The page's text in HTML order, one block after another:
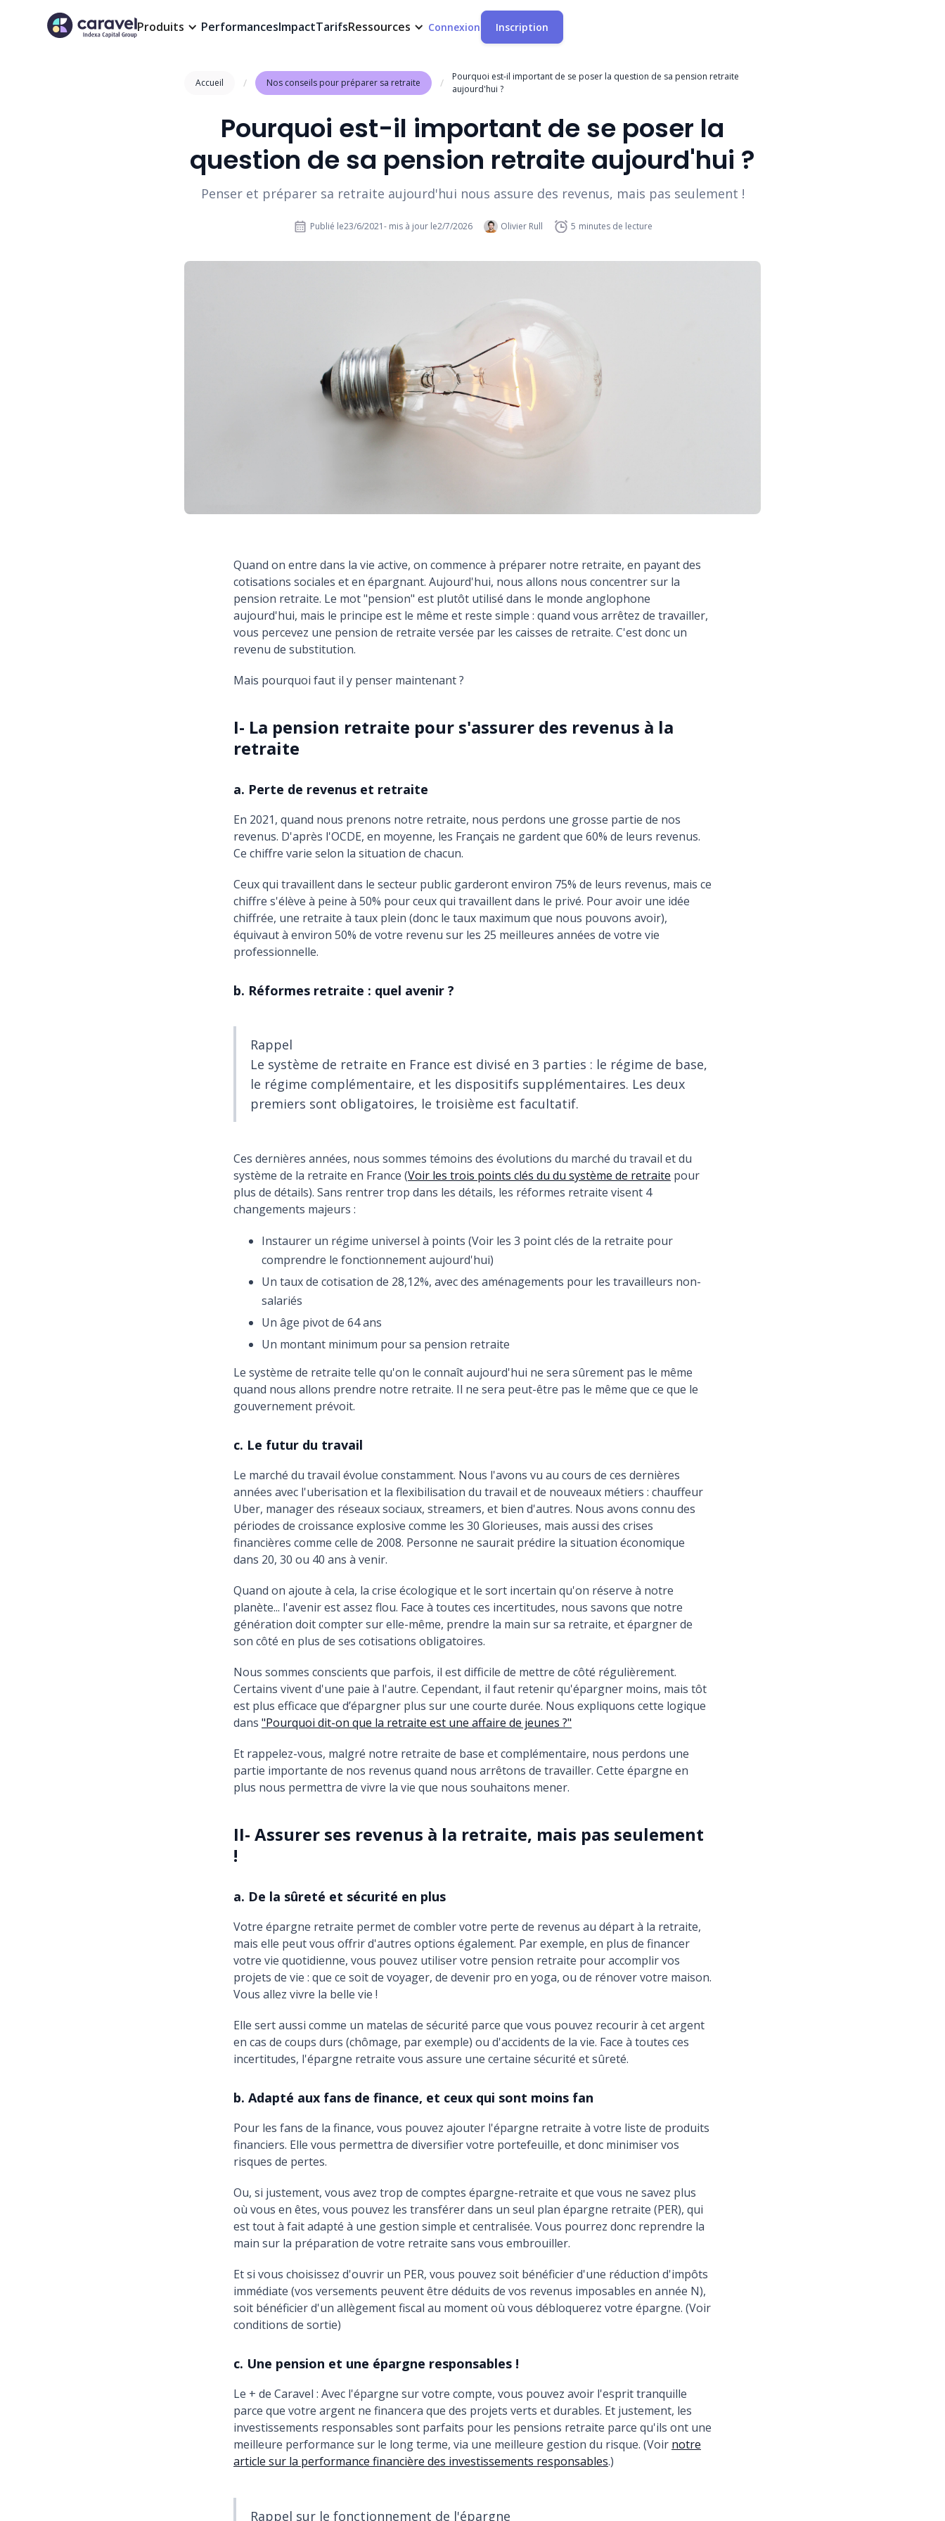
Produits PerformancesImpactTarifsRessources Connexion Inscription
Accueil / Nos conseils pour préparer sa retraite /
Pourquoi est-il important de se poser la question de sa pension retraite
aujourd'hui ?
Pourquoi est-il important de se poser la
question de sa pension retraite aujourd'hui ?
Penser et préparer sa retraite aujourd'hui nous assure des revenus, mais pas seulement !
Publié le23/6/2021- mis à jour le2/7/2026 Olivier Rull 5 minutes de lecture
Quand on entre dans la vie active, on commence à préparer notre retraite, en payant des
cotisations sociales et en épargnant. Aujourd'hui, nous allons nous concentrer sur la
pension retraite. Le mot "pension" est plutôt utilisé dans le monde anglophone
aujourd'hui, mais le principe est le même et reste simple : quand vous arrêtez de travailler,
vous percevez une pension de retraite versée par les caisses de retraite. C'est donc un
revenu de substitution.
Mais pourquoi faut il y penser maintenant ?
I- La pension retraite pour s'assurer des revenus à la
retraite
a. Perte de revenus et retraite
En 2021, quand nous prenons notre retraite, nous perdons une grosse partie de nos
revenus. D'après l'OCDE, en moyenne, les Français ne gardent que 60% de leurs revenus.
Ce chiffre varie selon la situation de chacun.
Ceux qui travaillent dans le secteur public garderont environ 75% de leurs revenus, mais ce
chiffre s'élève à peine à 50% pour ceux qui travaillent dans le privé. Pour avoir une idée
chiffrée, une retraite à taux plein (donc le taux maximum que nous pouvons avoir),
équivaut à environ 50% de votre revenu sur les 25 meilleures années de votre vie
professionnelle.
b. Réformes retraite : quel avenir ?
Rappel
Le système de retraite en France est divisé en 3 parties : le régime de base,
le régime complémentaire, et les dispositifs supplémentaires. Les deux
premiers sont obligatoires, le troisième est facultatif.
Ces dernières années, nous sommes témoins des évolutions du marché du travail et du
système de la retraite en France (Voir les trois points clés du du système de retraite pour
plus de détails). Sans rentrer trop dans les détails, les réformes retraite visent 4
changements majeurs :
Instaurer un régime universel à points (Voir les 3 point clés de la retraite pour
comprendre le fonctionnement aujourd'hui)
Un taux de cotisation de 28,12%, avec des aménagements pour les travailleurs non-
salariés
Un âge pivot de 64 ans
Un montant minimum pour sa pension retraite
Le système de retraite telle qu'on le connaît aujourd'hui ne sera sûrement pas le même
quand nous allons prendre notre retraite. Il ne sera peut-être pas le même que ce que le
gouvernement prévoit.
c. Le futur du travail
Le marché du travail évolue constamment. Nous l'avons vu au cours de ces dernières
années avec l'uberisation et la flexibilisation du travail et de nouveaux métiers : chauffeur
Uber, manager des réseaux sociaux, streamers, et bien d'autres. Nous avons connu des
périodes de croissance explosive comme les 30 Glorieuses, mais aussi des crises
financières comme celle de 2008. Personne ne saurait prédire la situation économique
dans 20, 30 ou 40 ans à venir.
Quand on ajoute à cela, la crise écologique et le sort incertain qu'on réserve à notre
planète... l'avenir est assez flou. Face à toutes ces incertitudes, nous savons que notre
génération doit compter sur elle-même, prendre la main sur sa retraite, et épargner de
son côté en plus de ses cotisations obligatoires.
Nous sommes conscients que parfois, il est difficile de mettre de côté régulièrement.
Certains vivent d'une paie à l'autre. Cependant, il faut retenir qu'épargner moins, mais tôt
est plus efficace que d’épargner plus sur une courte durée. Nous expliquons cette logique
dans "Pourquoi dit-on que la retraite est une affaire de jeunes ?"
Et rappelez-vous, malgré notre retraite de base et complémentaire, nous perdons une
partie importante de nos revenus quand nous arrêtons de travailler. Cette épargne en
plus nous permettra de vivre la vie que nous souhaitons mener.
II- Assurer ses revenus à la retraite, mais pas seulement
!
a. De la sûreté et sécurité en plus
Votre épargne retraite permet de combler votre perte de revenus au départ à la retraite,
mais elle peut vous offrir d'autres options également. Par exemple, en plus de financer
votre vie quotidienne, vous pouvez utiliser votre pension retraite pour accomplir vos
projets de vie : que ce soit de voyager, de devenir pro en yoga, ou de rénover votre maison.
Vous allez vivre la belle vie !
Elle sert aussi comme un matelas de sécurité parce que vous pouvez recourir à cet argent
en cas de coups durs (chômage, par exemple) ou d'accidents de la vie. Face à toutes ces
incertitudes, l'épargne retraite vous assure une certaine sécurité et sûreté.
b. Adapté aux fans de finance, et ceux qui sont moins fan
Pour les fans de la finance, vous pouvez ajouter l'épargne retraite à votre liste de produits
financiers. Elle vous permettra de diversifier votre portefeuille, et donc minimiser vos
risques de pertes.
Ou, si justement, vous avez trop de comptes épargne-retraite et que vous ne savez plus
où vous en êtes, vous pouvez les transférer dans un seul plan épargne retraite (PER), qui
est tout à fait adapté à une gestion simple et centralisée. Vous pourrez donc reprendre la
main sur la préparation de votre retraite sans vous embrouiller.
Et si vous choisissez d'ouvrir un PER, vous pouvez soit bénéficier d'une réduction d'impôts
immédiate (vos versements peuvent être déduits de vos revenus imposables en année N),
soit bénéficier d'un allègement fiscal au moment où vous débloquerez votre épargne. (Voir
conditions de sortie)
c. Une pension et une épargne responsables !
Le + de Caravel : Avec l'épargne sur votre compte, vous pouvez avoir l'esprit tranquille
parce que votre argent ne financera que des projets verts et durables. Et justement, les
investissements responsables sont parfaits pour les pensions retraite parce qu'ils ont une
meilleure performance sur le long terme, via une meilleure gestion du risque. (Voir notre
article sur la performance financière des investissements responsables.)
Rappel sur le fonctionnement de l'épargne